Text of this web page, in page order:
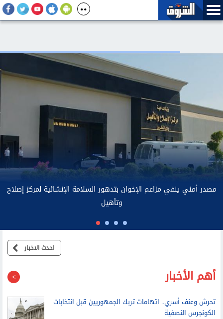
«رئيس إيران: العلاقات مع دول الجوار «أفضل بكثير مما كانت عليه في
السابق
احدث الاخبار
أهم الأخبار
تحرش وعنف أسري.. اتهامات تربك الجمهوريين قبل انتخابات
الكونجرس النصفية